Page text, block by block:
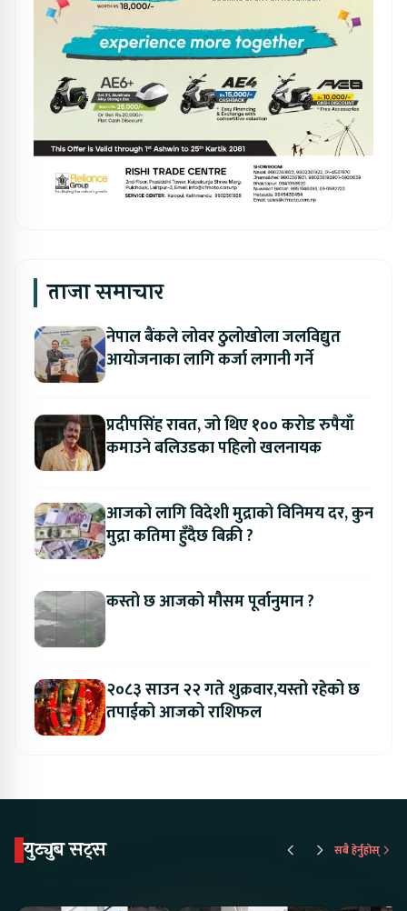
ताजा समाचार
नेपाल बैंकले लोवर ठुलोखोला जलविद्युत
आयोजनाका लागि कर्जा लगानी गर्ने
प्रदीपसिंह रावत, जो थिए १०० करोड रुपैयाँ
कमाउने बलिउडका पहिलो खलनायक
आजको लागि विदेशी मुद्राको विनिमय दर, कुन
मुद्रा कतिमा हुँदैछ बिक्री ?
कस्तो छ आजको मौसम पूर्वानुमान ?
२०८३ साउन २२ गते शुक्रवार,यस्तो रहेको छ
तपाईको आजको राशिफल
युट्युब सट्स सबै हेर्नुहोस्